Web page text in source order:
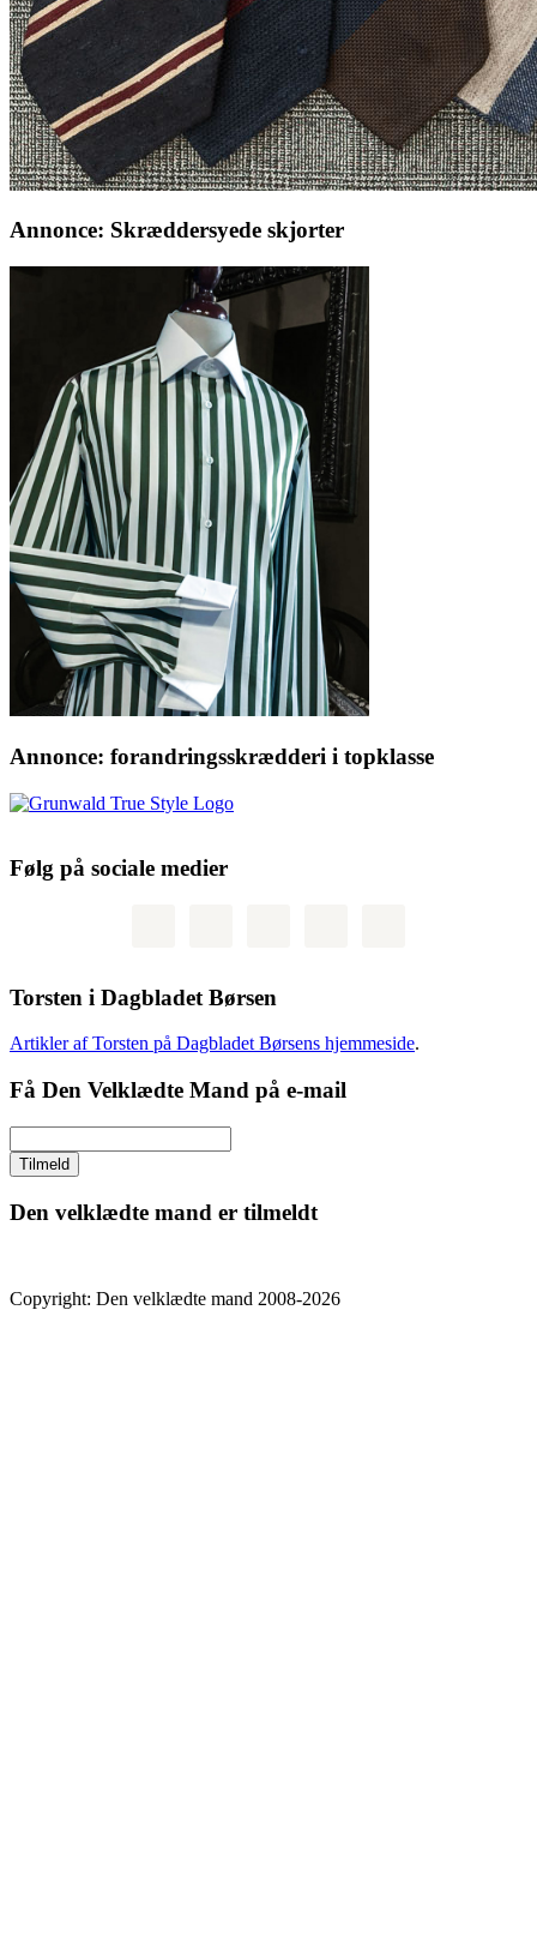
Annonce: Skræddersyede skjorter
Annonce: forandringsskrædderi i topklasse
Følg på sociale medier
Torsten i Dagbladet Børsen
Artikler af Torsten på Dagbladet Børsens hjemmeside.
Få Den Velklædte Mand på e-mail
Den velklædte mand er tilmeldt
Copyright: Den velklædte mand 2008-2026